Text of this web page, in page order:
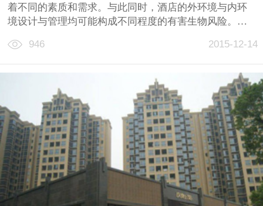
着不同的素质和需求。与此同时，酒店的外环境与内环
境设计与管理均可能构成不同程度的有害生物风险。因
制与管理的关键点，结合企业需要符合的相关标准与规
范，制订一套安全、科学与环保的解决方案，最大程度
946 2015-12-14